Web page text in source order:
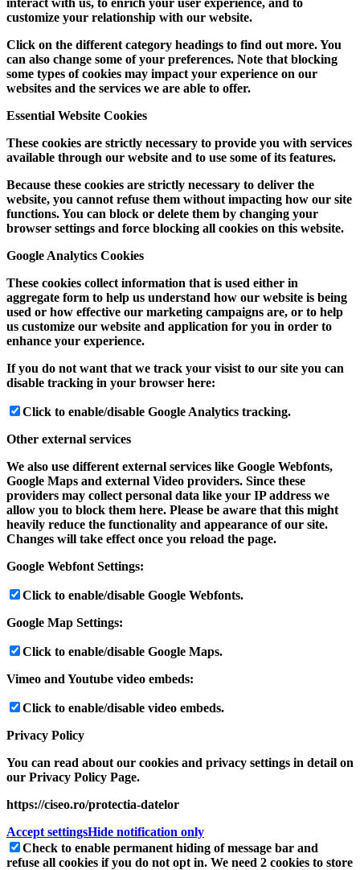
customize your relationship with our website.
Click on the different category headings to find out more. You
can also change some of your preferences. Note that blocking
some types of cookies may impact your experience on our
websites and the services we are able to offer.
Essential Website Cookies
These cookies are strictly necessary to provide you with services
available through our website and to use some of its features.
Because these cookies are strictly necessary to deliver the
website, you cannot refuse them without impacting how our site
functions. You can block or delete them by changing your
browser settings and force blocking all cookies on this website.
Google Analytics Cookies
These cookies collect information that is used either in
aggregate form to help us understand how our website is being
used or how effective our marketing campaigns are, or to help
us customize our website and application for you in order to
enhance your experience.
If you do not want that we track your visist to our site you can
disable tracking in your browser here:
Click to enable/disable Google Analytics tracking.
Other external services
We also use different external services like Google Webfonts,
Google Maps and external Video providers. Since these
providers may collect personal data like your IP address we
allow you to block them here. Please be aware that this might
heavily reduce the functionality and appearance of our site.
Changes will take effect once you reload the page.
Google Webfont Settings:
Click to enable/disable Google Webfonts.
Google Map Settings:
Click to enable/disable Google Maps.
Vimeo and Youtube video embeds:
Click to enable/disable video embeds.
Privacy Policy
You can read about our cookies and privacy settings in detail on
our Privacy Policy Page.
https://ciseo.ro/protectia-datelor
Accept settingsHide notification only
Check to enable permanent hiding of message bar and
refuse all cookies if you do not opt in. We need 2 cookies to store